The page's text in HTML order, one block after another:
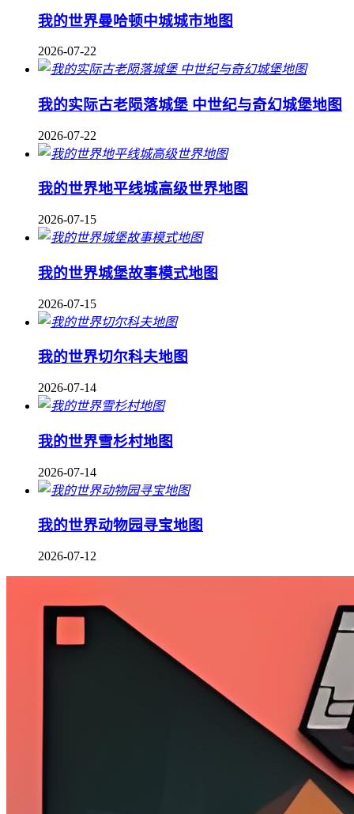
我的世界曼哈顿中城城市地图
2026-07-22
我的实际古老陨落城堡 中世纪与奇幻城堡地图
2026-07-22
我的世界地平线城高级世界地图
2026-07-15
我的世界城堡故事模式地图
2026-07-15
我的世界切尔科夫地图
2026-07-14
我的世界雪杉村地图
2026-07-14
我的世界动物园寻宝地图
2026-07-12